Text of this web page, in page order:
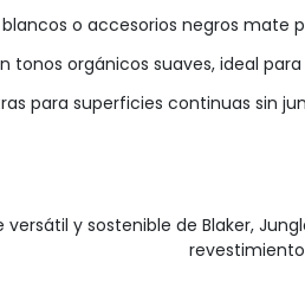
o accesorios negros mate
tonos orgánicos suaves, ideal
para superficies continuas sin
y sostenible de Blaker,